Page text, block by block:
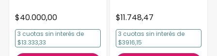
$40.000,00
3 cuotas sin interés de
$13.333,33
$11.748,47
3 cuotas sin interés de
$3916,15